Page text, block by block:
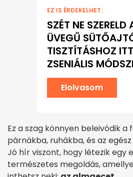
EZ IS ÉRDEKELHET:
SZÉT NE SZERELD
ÜVEGŰ
TISZTÍTÁSHOZ
ZSENIÁLIS
Elolvasom
Ez a szag könnyen beleivódik a
párnákba, ruhákba, és az
Jó hír viszont, hogy létezik egy
természetes megoldás,